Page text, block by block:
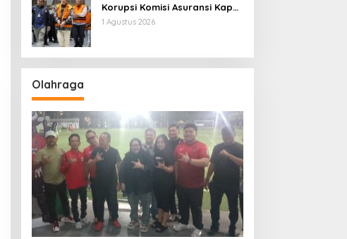
Korupsi Komisi Asuransi Kapal
PT Pelni
1 Agustus 2026
Olahraga